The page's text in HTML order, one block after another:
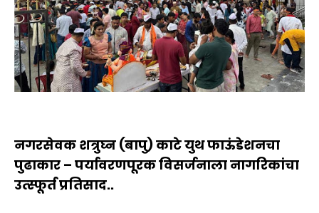
नगरसेवक शत्रुघ्न (बापु) काटे युथ फाऊंडेशनचा
पुढाकार – पर्यावरणपूरक विसर्जनाला नागरिकांचा
उत्स्फूर्त प्रतिसाद..